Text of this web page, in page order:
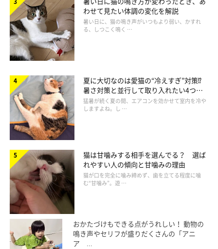
ねこのきもち投稿写真ギャラリー
もし、愛猫が話しかけてきたら、
あげる
とよいでしょう。
猫は人の言葉の意味を理解できませんが、同じ状況のときに同じ
フレーズで返してあげるようにすると、猫も嬉しく感じることで
しょう。
そして、猫は人の表情の変化も見ていると考えられますので、
わせて見たい体調の変化を解説
暑い日に、猫の鳴き声がいつもより弱い、かすれ
る、しつこく鳴く …
夏に大切なのは愛猫の“冷えすぎ”対策⁉
暑さ対策と並行して取り入れたい4つの
工夫
猛暑が続く夏の間、エアコンを効かせて室内を冷や
しますよね。し …
猫は甘噛みする相手を選んでる？ 選ば
れやすい人の傾向と甘噛みの理由
猫が口を完全に噛み締めず、歯を立てる程度に噛
む“甘噛み”。遊 …
おかたづけもできる点がうれしい！ 動物の
鳴き声やセリフが盛りだくさんの「アニ
ア ...